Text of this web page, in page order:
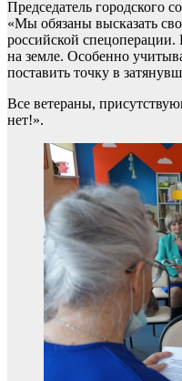
Председатель городского
«Мы обязаны высказать
российской
на земле. Особенно
поставить точку в
Все ветераны,
нет!».